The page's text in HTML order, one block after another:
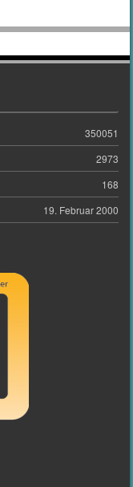
350051
2973
168
19. Februar 2000